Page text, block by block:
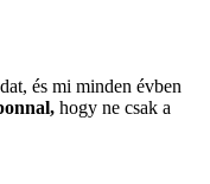
és mi minden évben
hogy ne csak a